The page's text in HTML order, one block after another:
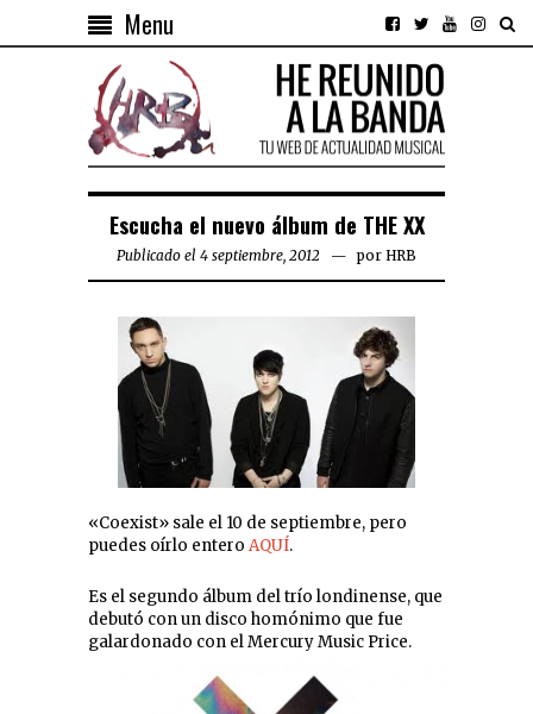
Menu
Escucha el nuevo álbum de THE XX
Publicado el 4 septiembre, 2012 por HRB
«Coexist» sale el 10 de septiembre, pero
puedes oírlo entero AQUÍ.
Es el segundo álbum del trío londinense, que
debutó con un disco homónimo que fue
galardonado con el Mercury Music Price.